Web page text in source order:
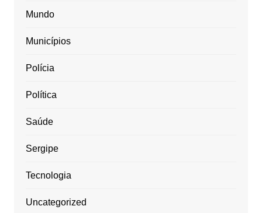
Mundo
Municípios
Polícia
Política
Saúde
Sergipe
Tecnologia
Uncategorized